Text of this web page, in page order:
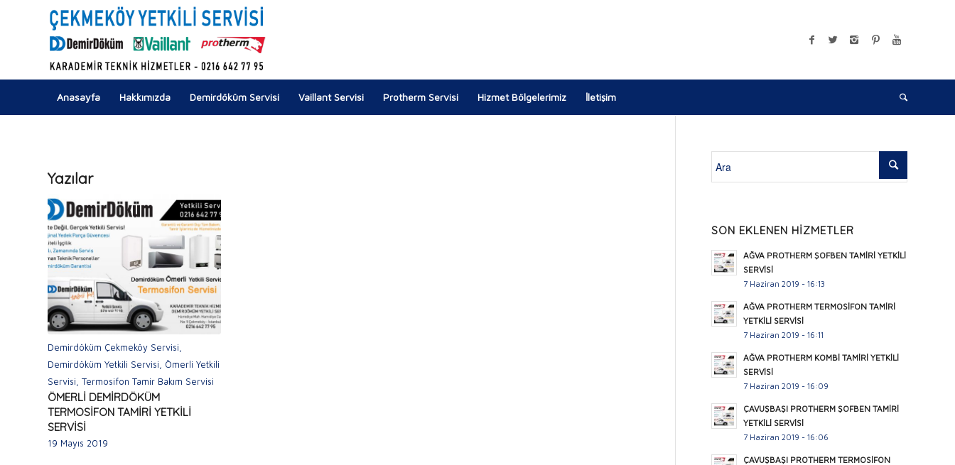
Anasayfa Hakkımızda Demirdöküm Servisi Vaillant Servisi Protherm Servisi Hizmet Bölgelerimiz İletişim
Yazılar
Demirdöküm Çekmeköy Servisi
Demirdöküm Yetkili Servisi
Ömerli Yetkili
Servisi Termosifon Tamir Bakım Servisi
ÖMERLİ DEMİRDÖKÜM
TERMOSİFON TAMİRİ YETKİLİ
SERVİSİ
19 Mayıs 2019
SON EKLENEN HİZMETLER
AĞVA PROTHERM ŞOFBEN TAMİRİ YETKİLİ
SERVİSİ
7 Haziran 2019 - 16:13
AĞVA PROTHERM TERMOSİFON TAMİRİ
YETKİLİ SERVİSİ
7 Haziran 2019 - 16:11
AĞVA PROTHERM KOMBİ TAMİRİ YETKİLİ
SERVİSİ
7 Haziran 2019 - 16:09
ÇAVUŞBAŞI PROTHERM ŞOFBEN TAMİRİ
YETKİLİ SERVİSİ
7 Haziran 2019 - 16:06
ÇAVUŞBAŞI PROTHERM TERMOSİFON